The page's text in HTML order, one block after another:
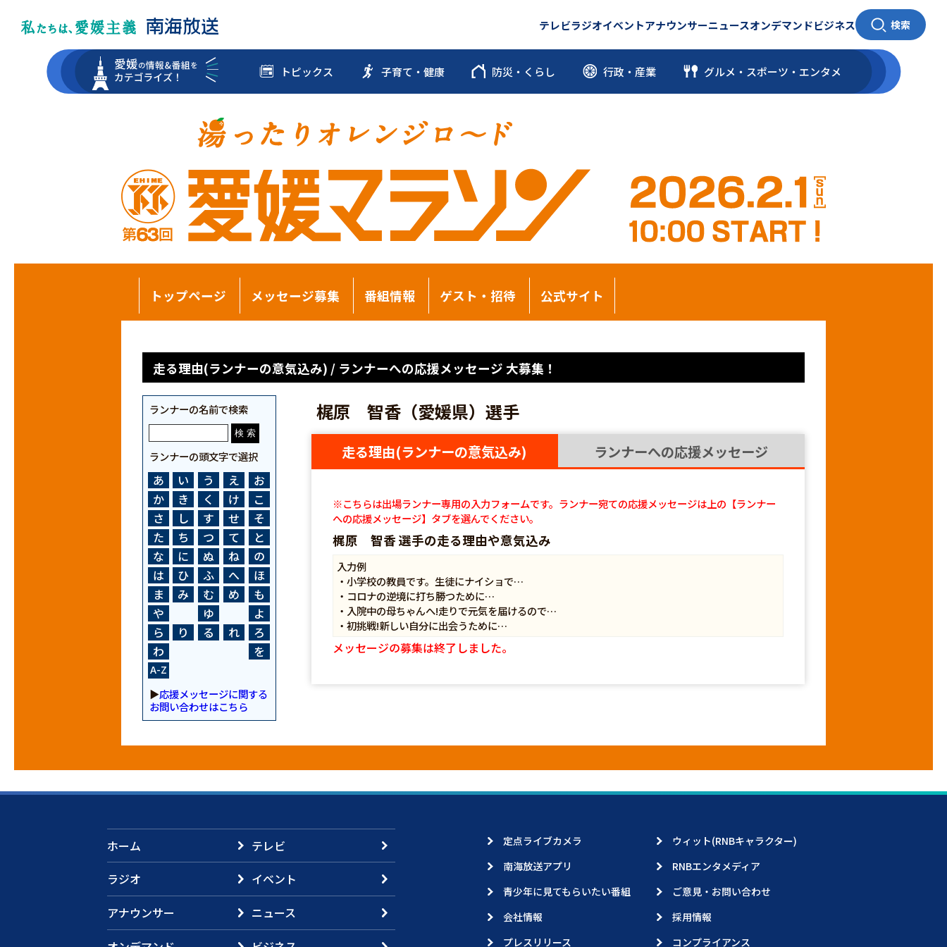
テレビラジオイベントアナウンサーニュースオンデマンドビジネス 検索
トピックス 子育て・健康 防災・くらし 行政・産業 グルメ・スポーツ ・ エンタメ
トップページ メッセージ募集 番組情報 ゲスト・招待 公式サイト
走る理由(ランナーの意気込み) / ランナーへの応援メッセージ 大募集！
ランナーの名前で検索
ランナーの頭文字で選択
あ い う え
お
か
き く け
こ
さ
し す せ
そ
た
ち つ て
と
な
に ぬ ね
の
は
ひ ふ へ
ほ
ま
み む め
も
や
ゆ
よ
ら
り る れ
ろ
わ
を
A-Z
▶応援メッセージに関する
お問い合わせはこちら
梶原 智香（愛媛県）選手
走る理由(ランナーの意気込み) ランナーへの応援メッセージ
※こちらは出場ランナー専用の入力フォームです。ランナー宛ての応援メッセージは上の【ランナー
への応援メッセージ】タブを選んでください。
梶原 智香 選手の走る理由や意気込み
入力例
・小学校の教員です。生徒にナイショで…
・コロナの逆境に打ち勝つために…
・入院中の母ちゃんへ!走りで元気を届けるので…
・初挑戦!新しい自分に出会うために…
メッセージの募集は終了しました。
ホーム
テレビ
ラジオ
イベント
アナウンサー
ニュース
定点ライブカメラ
ウィット(RNBキャラクター)
南海放送アプリ
RNBエンタメディア
青少年に見てもらいたい番組
ご意見・お問い合わせ
会社情報
採用情報
プレスリリース
コンプライアンス